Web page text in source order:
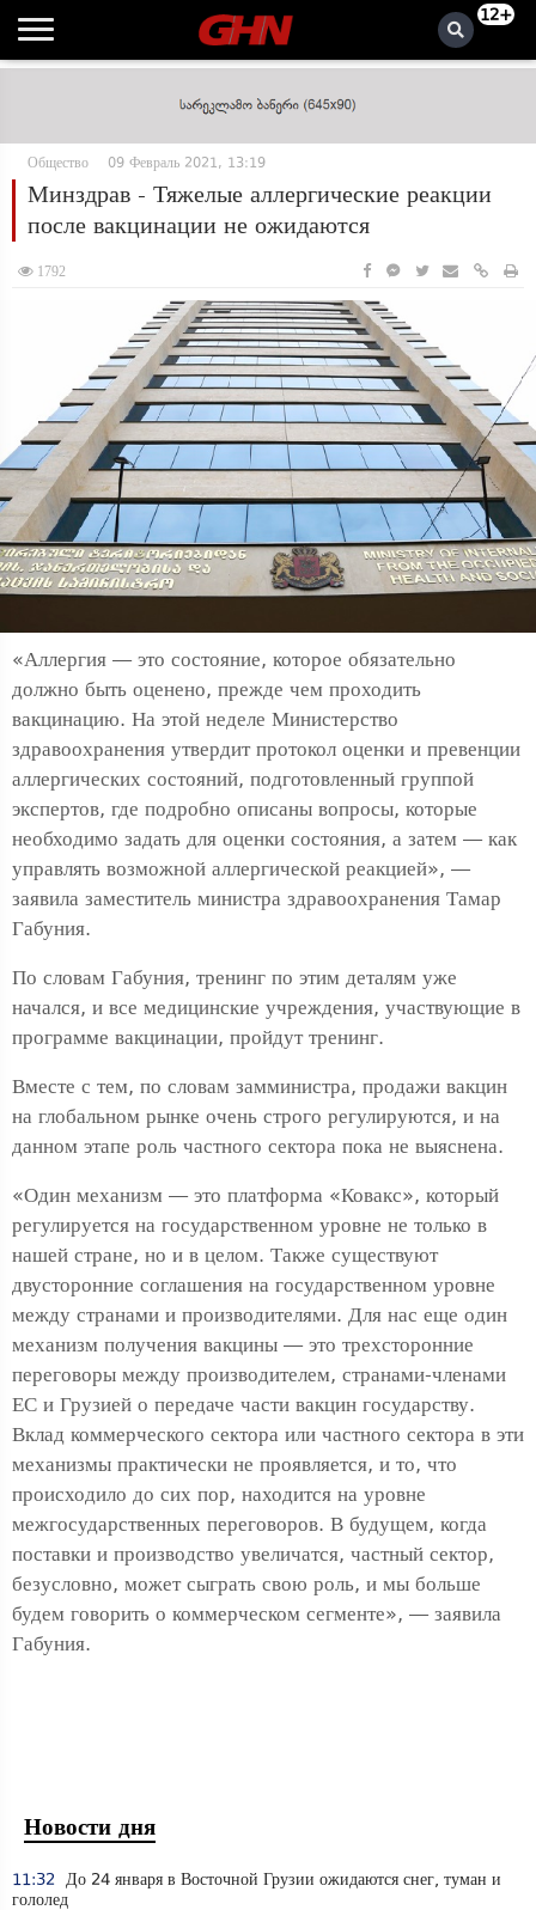
12+
Общество 09 Февраль 2021, 13:19
Минздрав - Тяжелые аллергические реакции
после вакцинации не ожидаются
1792
«Аллергия — это состояние, которое обязательно
должно быть оценено, прежде чем проходить
вакцинацию. На этой неделе Министерство
здравоохранения утвердит протокол оценки и превенции
аллергических состояний, подготовленный группой
экспертов, где подробно описаны вопросы, которые
необходимо задать для оценки состояния, а затем — как
управлять возможной аллергической реакцией», —
заявила заместитель министра здравоохранения Тамар
Габуния.
По словам Габуния, тренинг по этим деталям уже
начался, и все медицинские учреждения, участвующие в
программе вакцинации, пройдут тренинг.
Вместе с тем, по словам замминистра, продажи вакцин
на глобальном рынке очень строго регулируются, и на
данном этапе роль частного сектора пока не выяснена.
«Один механизм — это платформа «Ковакс», который
регулируется на государственном уровне не только в
нашей стране, но и в целом. Также существуют
двусторонние соглашения на государственном уровне
между странами и производителями. Для нас еще один
механизм получения вакцины — это трехсторонние
переговоры между производителем, странами-членами
ЕС и Грузией о передаче части вакцин государству.
Вклад коммерческого сектора или частного сектора в эти
механизмы практически не проявляется, и то, что
происходило до сих пор, находится на уровне
межгосударственных переговоров. В будущем, когда
поставки и производство увеличатся, частный сектор,
безусловно, может сыграть свою роль, и мы больше
будем говорить о коммерческом сегменте», — заявила
Габуния.
Новости дня
11:32
До 24 января в Восточной Грузии ожидаются снег, туман и
гололед